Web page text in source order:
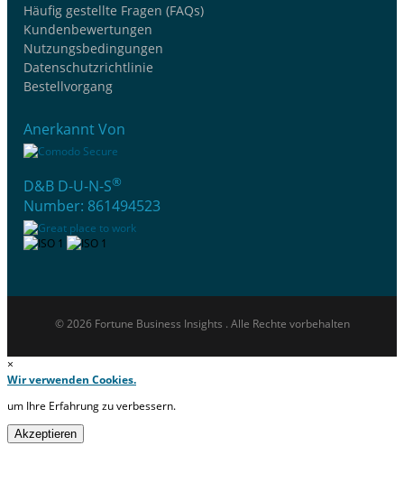
Häufig gestellte Fragen (FAQs)
Kundenbewertungen
Nutzungsbedingungen
Datenschutzrichtlinie
Bestellvorgang
Anerkannt Von
D&B D-U-N-S®
Number: 861494523
© 2026 Fortune Business Insights . Alle Rechte vorbehalten
×
Wir verwenden Cookies.
um Ihre Erfahrung zu verbessern.
Akzeptieren